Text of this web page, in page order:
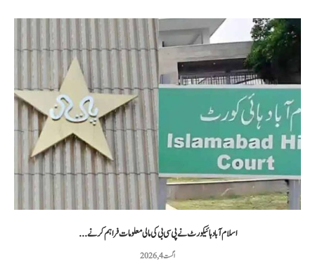
اسلام آباد ہائیکورٹ نے پی سی بی کی مالی معلومات فراہم کرنے...
اگست 4, 2026